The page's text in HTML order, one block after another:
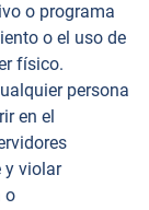
o programa
o el uso de
físico.
persona
en el
y violar
o